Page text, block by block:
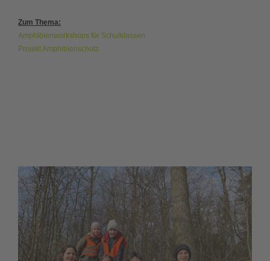
Zum Thema:
Amphibienworkshops für Schulklassen
Projekt Amphibienschutz